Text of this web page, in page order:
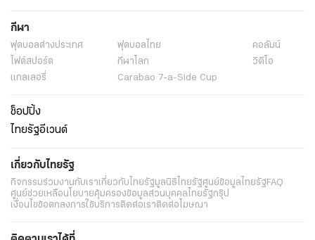
กีฬา
ฟุตบอลต่่างประเทศ ฟุตบอลไทย
คอลัมน์
ไฟต์สปอร์ต
กีฬาโลก
วิดีโอ
แกลเลอรี่
Carabao 7-a-Side Cup
ช็อปปิ้ง
ไทยรัฐอีเวนต์
เกี่ยวกับไทยรัฐ
กิจกรรมร่วมงานกับเราเกี่ยวกับไทยรัฐมูลนิธิไทยรัฐศูนย์ข้อมูลไทยรัฐFAQ
ศูนย์ช่วยเหลือนโยบายคุ้มครองข้อมูลส่วนบุคคลไทยรัฐกรุ๊ป
เงื่อนไขข้อตกลงการใช้บริการติดต่อเราติดต่อโฆษณา